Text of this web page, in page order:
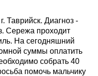
Таврийск. Диагноз -
Сережа проходит
На сегодняшний
суммы оплатить
собрать 40
помочь мальчику